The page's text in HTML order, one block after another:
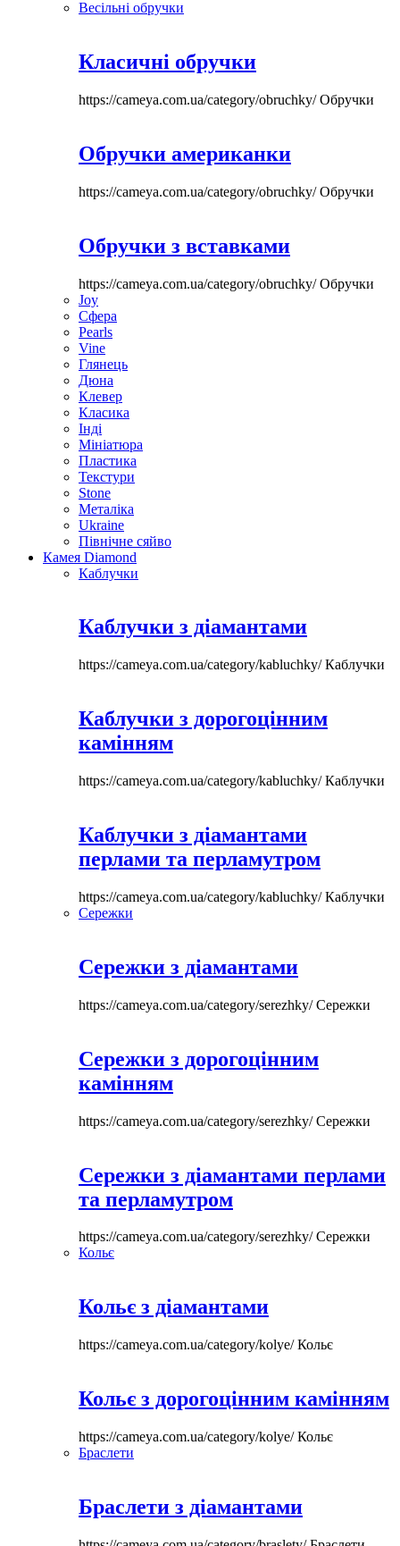
Весільні обручки
Класичні обручки
https://cameya.com.ua/category/obruchky/Обручки
Обручки американки
https://cameya.com.ua/category/obruchky/Обручки
Обручки з вставками
https://cameya.com.ua/category/obruchky/Обручки
Joy
Сфера
Pearls
Vine
Глянець
Дюна
Клевер
Класика
Інді
Мініатюра
Пластика
Текстури
Stone
Металіка
Ukraine
Північне сяйво
Камея Diamond
Каблучки
Каблучки з діамантами
https://cameya.com.ua/category/kabluchky/Каблучки
Каблучки з дорогоцінним
камінням
https://cameya.com.ua/category/kabluchky/Каблучки
Каблучки з діамантами
перлами та перламутром
https://cameya.com.ua/category/kabluchky/Каблучки
Сережки
Сережки з діамантами
https://cameya.com.ua/category/serezhky/Сережки
Сережки з дорогоцінним
камінням
https://cameya.com.ua/category/serezhky/Сережки
Сережки з діамантами перлами
та перламутром
https://cameya.com.ua/category/serezhky/Сережки
Кольє
Кольє з діамантами
https://cameya.com.ua/category/kolye/Кольє
Кольє з дорогоцінним камінням
https://cameya.com.ua/category/kolye/Кольє
Браслети
Браслети з діамантами